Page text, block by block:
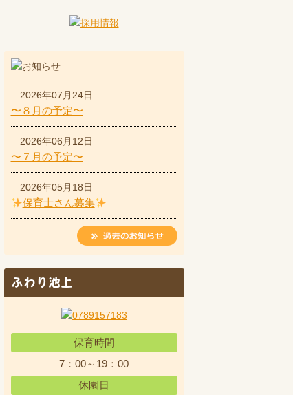
2026年07月24日
〜８月の予定〜
2026年06月12日
〜７月の予定〜
2026年05月18日
保育士さん募集
ふわり池上
保育時間
7：00～19：00
休園日